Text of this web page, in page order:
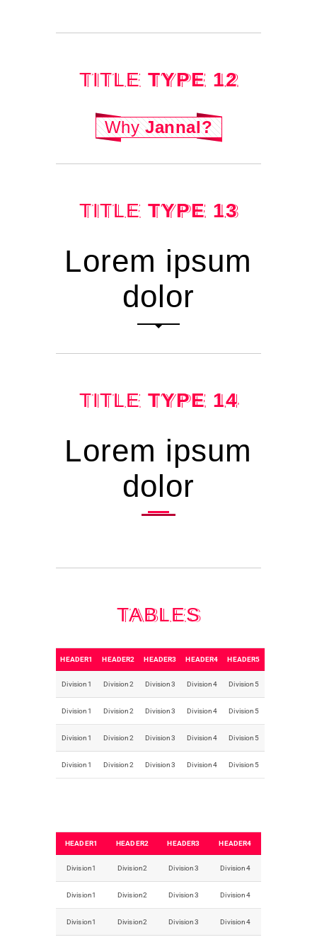
TITLE TYPE 12
WhyJannal?
TITLE TYPE 13
Lorem ipsum
dolor
TITLE TYPE 14
Lorem ipsum
dolor
TABLES
HEADER1 HEADER2 HEADER3 HEADER4 HEADER5
Division1 Division2 Division3 Division4 Division5
Division1 Division2 Division3 Division4 Division5
Division1 Division2 Division3 Division4 Division5
Division1 Division2 Division3 Division4 Division5
HEADER1 HEADER2 HEADER3 HEADER4
Division1 Division2 Division3 Division4
Division1 Division2 Division3 Division4
Division1 Division2 Division3 Division4